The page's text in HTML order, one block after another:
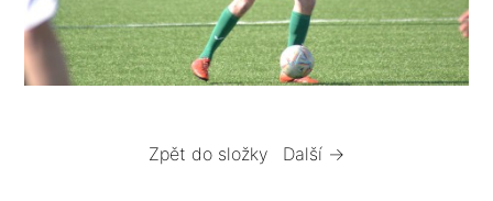
Zpět do složky Další →